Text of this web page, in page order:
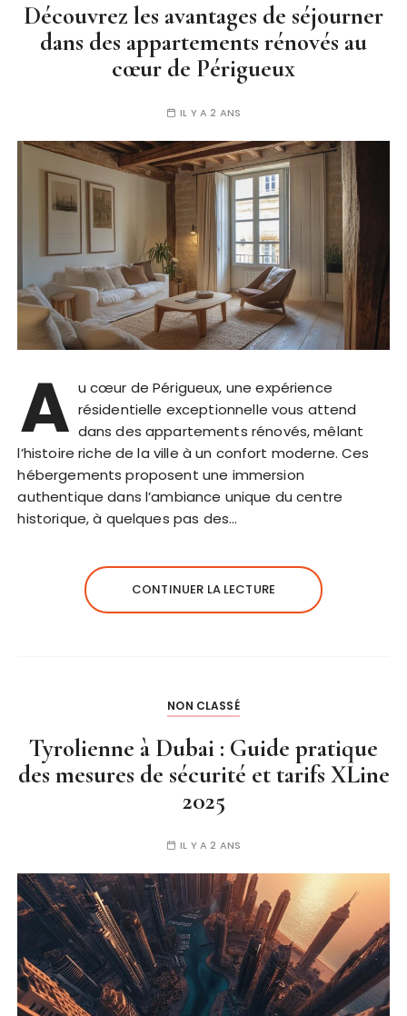
Découvrez les avantages de séjourner
dans des appartements rénovés au
cœur de Périgueux
IL Y A 2 ANS
A u cœur de Périgueux, une expérience
résidentielle exceptionnelle vous attend
dans des appartements rénovés, mêlant
l’histoire riche de la ville à un confort moderne. Ces
hébergements proposent une immersion
authentique dans l’ambiance unique du centre
historique, à quelques pas des…
CONTINUER LA LECTURE
NON CLASSÉ
Tyrolienne à Dubai : Guide pratique
des mesures de sécurité et tarifs XLine
2025
IL Y A 2 ANS